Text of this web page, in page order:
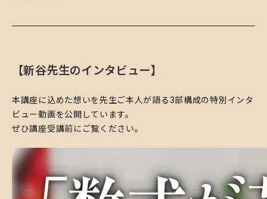
【新谷先生のインタビュー】
​本講座に込めた想いを先生ご本人が語る3部構成の特別インタ
ビュー動画を公開しています。
ぜひ講座受講前にご覧ください。